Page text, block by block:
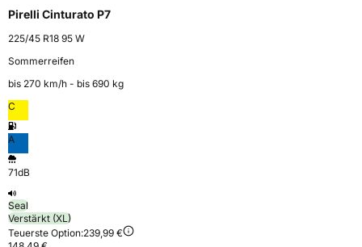
Pirelli Cinturato P7
225/45 R18 95 W
Sommerreifen
bis 270 km⁠/⁠h - bis 690 kg
C
A
71dB
Seal
Verstärkt (XL)
Teuerste Option:239,99 €